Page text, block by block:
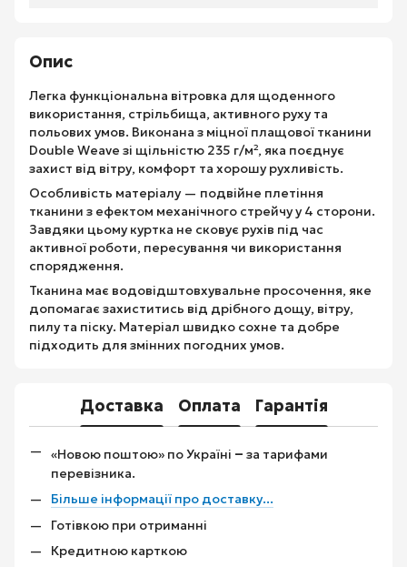
Опис
Легка функціональна вітровка для щоденного
використання, стрільбища, активного руху та
польових умов. Виконана з міцної плащової тканини
Double Weave зі щільністю 235 г/м², яка поєднує
захист від вітру, комфорт та хорошу рухливість.
Особливість матеріалу — подвійне плетіння
тканини з ефектом механічного стрейчу у 4 сторони.
Завдяки цьому куртка не сковує рухів під час
активної роботи, пересування чи використання
спорядження.
Тканина має водовідштовхувальне просочення, яке
допомагає захиститись від дрібного дощу, вітру,
пилу та піску. Матеріал швидко сохне та добре
підходить для змінних погодних умов.
Доставка Оплата Гарантія
«Новою поштою» по Україні – за тарифами
перевізника.
Більше інформації про доставку...
Готівкою при отриманні
Кредитною карткою